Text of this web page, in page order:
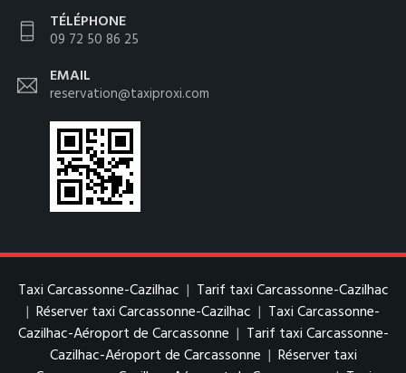
TÉLÉPHONE
09 72 50 86 25
EMAIL
reservation@taxiproxi.com
Taxi Carcassonne-Cazilhac | Tarif taxi Carcassonne-Cazilhac
| Réserver taxi Carcassonne-Cazilhac | Taxi Carcassonne-
Cazilhac-Aéroport de Carcassonne | Tarif taxi Carcassonne-
Cazilhac-Aéroport de Carcassonne | Réserver taxi